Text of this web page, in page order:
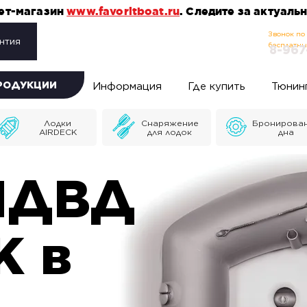
магазинwww.favoritboat.ru. Следите за
Звонок по
8-
Информация Где купить
Лодки
AIRDECK
Снаряжение
для лодок
дна
в